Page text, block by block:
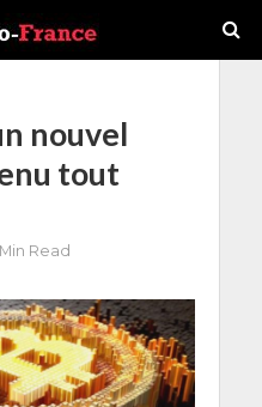
nouvel
tout
Read